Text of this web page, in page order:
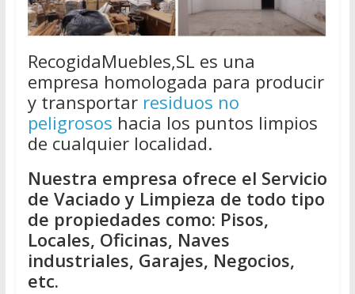
RecogidaMuebles,SL es una
empresa homologada para producir
y transportar residuos no
peligrosos hacia los puntos limpios
de cualquier localidad.
Nuestra empresa ofrece el Servicio
de Vaciado y Limpieza de todo tipo
de propiedades como: Pisos,
Locales, Oficinas, Naves
industriales, Garajes, Negocios,
etc.